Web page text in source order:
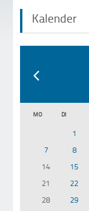
Kalender
MO DI
1
7
8
14
15
21
22
28
29